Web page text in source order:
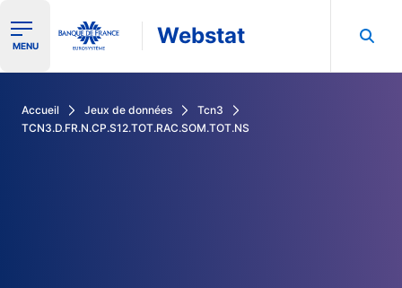
Ouvrir le menu de navigation
MENU Webstat
Accueil Jeux de données
Tcn3
TCN3.D.FR.N.CP.S12.TOT.RAC.SOM.TOT.NS